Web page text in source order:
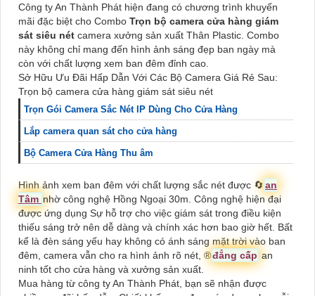
Công ty An Thành Phát hiện đang có chương trình khuyến
mãi đặc biệt cho Combo Trọn bộ camera cửa hàng giám
sát siêu nét camera xưởng sản xuất Thân Plastic. Combo
này không chỉ mang đến hình ảnh sáng đẹp ban ngày mà
còn với chất lượng xem ban đêm đỉnh cao.
Sở Hữu Ưu Đãi Hấp Dẫn Với Các Bộ Camera Giá Rẻ Sau:
Trọn bộ camera cửa hàng giám sát siêu nét
Trọn Gói Camera Sắc Nét IP Dùng Cho Cửa Hàng
Lắp camera quan sát cho cửa hàng
Bộ Camera Cửa Hàng Thu âm
Hình ảnh xem ban đêm với chất lượng sắc nét được 🔄an
Tâm nhờ công nghệ Hồng Ngoại 30m. Công nghệ hiện đại
được ứng dụng Sự hỗ trợ cho việc giám sát trong điều kiện
thiếu sáng trở nên dễ dàng và chính xác hơn bao giờ hết. Bất
kể là đèn sáng yếu hay không có ánh sáng mặt trời vào ban
đêm, camera vẫn cho ra hình ảnh rõ nét, ®️đẳng cấp an
ninh tốt cho cửa hàng và xưởng sản xuất.
Mua hàng từ công ty An Thành Phát, bạn sẽ nhận được